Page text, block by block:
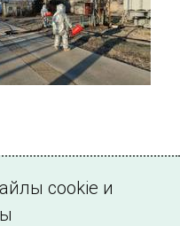
cookie и